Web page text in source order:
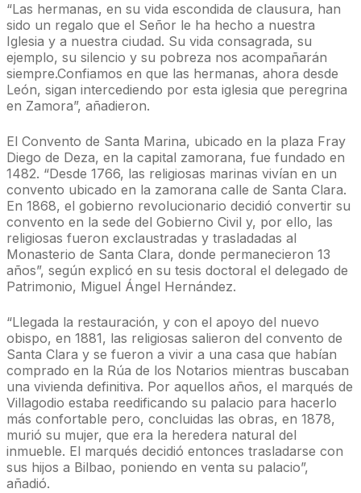
“Las hermanas, en su vida escondida de clausura, han
sido un regalo que el Señor le ha hecho a nuestra
Iglesia y a nuestra ciudad. Su vida consagrada, su
ejemplo, su silencio y su pobreza nos acompañarán
siempre.Confiamos en que las hermanas, ahora desde
León, sigan intercediendo por esta iglesia que peregrina
en Zamora”, añadieron.
El Convento de Santa Marina, ubicado en la plaza Fray
Diego de Deza, en la capital zamorana, fue fundado en
1482. “Desde 1766, las religiosas marinas vivían en un
convento ubicado en la zamorana calle de Santa Clara.
En 1868, el gobierno revolucionario decidió convertir su
convento en la sede del Gobierno Civil y, por ello, las
religiosas fueron exclaustradas y trasladadas al
Monasterio de Santa Clara, donde permanecieron 13
años”, según explicó en su tesis doctoral el delegado de
Patrimonio, Miguel Ángel Hernández.
“Llegada la restauración, y con el apoyo del nuevo
obispo, en 1881, las religiosas salieron del convento de
Santa Clara y se fueron a vivir a una casa que habían
comprado en la Rúa de los Notarios mientras buscaban
una vivienda definitiva. Por aquellos años, el marqués de
Villagodio estaba reedificando su palacio para hacerlo
más confortable pero, concluidas las obras, en 1878,
murió su mujer, que era la heredera natural del
inmueble. El marqués decidió entonces trasladarse con
sus hijos a Bilbao, poniendo en venta su palacio”,
añadió.